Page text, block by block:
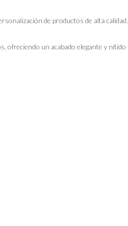
de productos de alta calidad.
ofreciendo un acabado elegante y nítido